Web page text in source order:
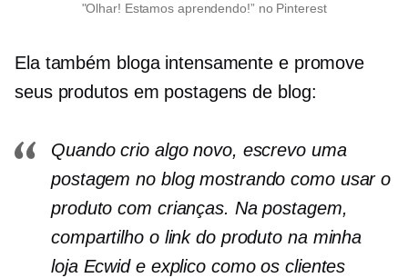
"Olhar! Estamos aprendendo!” no Pinterest
Ela também bloga intensamente e promove
seus produtos em postagens de blog:
Quando crio algo novo, escrevo uma
postagem no blog mostrando como usar o
produto com crianças. Na postagem,
compartilho o link do produto na minha
loja Ecwid e explico como os clientes